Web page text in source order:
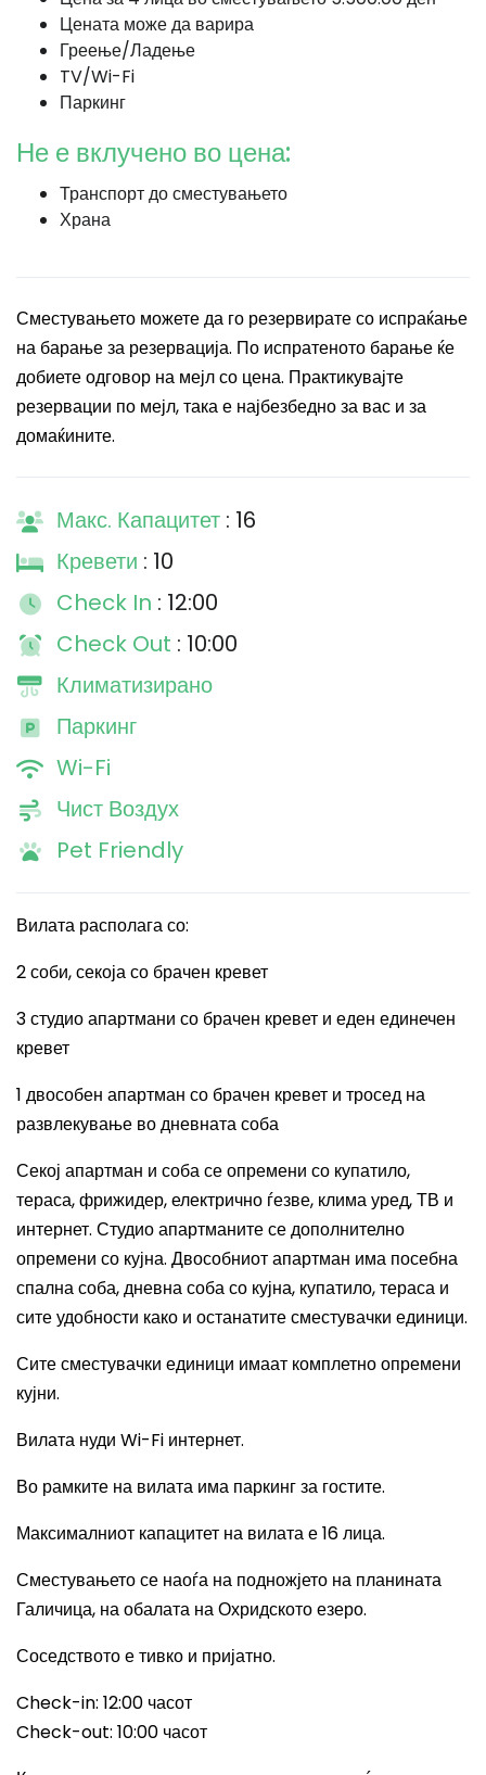
Цената може да варира
Греење/Ладење
TV/Wi-Fi
Паркинг
Не е вклучено во цена:
Транспорт до сместувањето
Храна
Сместувањето можете да го резервирате со испраќање
на барање за резервација. По испратеното барање ќе
добиете одговор на мејл со цена. Практикувајте
резервации по мејл, така е најбезбедно за вас и за
домаќините.
Макс. Капацитет : 16
Кревети : 10
Check In : 12:00
Check Out : 10:00
Климатизирано
Паркинг
Wi-Fi
Чист Воздух
Pet Friendly
Вилата располага со:
2 соби, секоја со брачен кревет
3 студио апартмани со брачен кревет и еден единечен
кревет
1 двособен апартман со брачен кревет и тросед на
развлекување во дневната соба
Секој апартман и соба се опремени со купатило,
тераса, фрижидер, електрично ѓезве, клима уред, ТВ и
интернет. Студио апартманите се дополнително
опремени со кујна. Двособниот апартман има посебна
спална соба, дневна соба со кујна, купатило, тераса и
сите удобности како и останатите сместувачки единици.
Сите сместувачки единици имаат комплетно опремени
кујни.
Вилата нуди Wi-Fi интернет.
Во рамките на вилата има паркинг за гостите.
Максималниот капацитет на вилата е 16 лица.
Сместувањето се наоѓа на подножјето на планината
Галичица, на обалата на Охридското езеро.
Соседството е тивко и пријатно.
Check-in: 12:00 часот
Check-out: 10:00 часот